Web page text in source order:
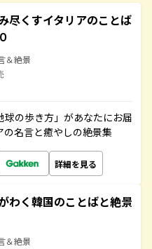
尽くすイタリアのことば
＆絶景
の歩き方」があなたにお届
名言と癒やしの絶景集
詳細を見る
わく韓国のことばと絶景
＆絶景